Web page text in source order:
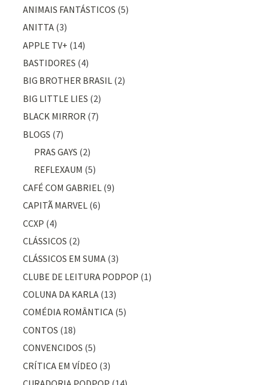
ANIMAIS FANTÁSTICOS (5)
ANITTA (3)
APPLE TV+ (14)
BASTIDORES (4)
BIG BROTHER BRASIL (2)
BIG LITTLE LIES (2)
BLACK MIRROR (7)
BLOGS (7)
PRAS GAYS (2)
REFLEXAUM (5)
CAFÉ COM GABRIEL (9)
CAPITÃ MARVEL (6)
CCXP (4)
CLÁSSICOS (2)
CLÁSSICOS EM SUMA (3)
CLUBE DE LEITURA PODPOP (1)
COLUNA DA KARLA (13)
COMÉDIA ROMÂNTICA (5)
CONTOS (18)
CONVENCIDOS (5)
CRÍTICA EM VÍDEO (3)